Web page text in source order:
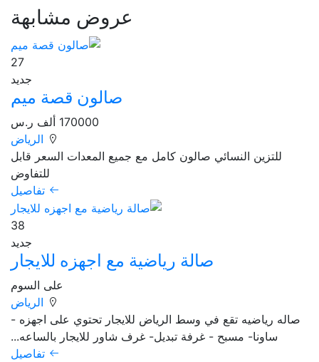
عروض مشابهة
جديد
صالون قصة ميم
170000 ألف ر.س
الرياض
للتزين النسائي صالون كامل مع جميع المعدات السعر قابل
للتفاوض
تفاصيل
جديد
صالة رياضية مع اجهزه للايجار
على السوم
الرياض
صاله رياضيه تقع في وسط الرياض للايجار تحتوي على اجهزه -
ساونا- مسبح - غرفة تبديل- غرف شاور للايجار بالساعه...
تفاصيل